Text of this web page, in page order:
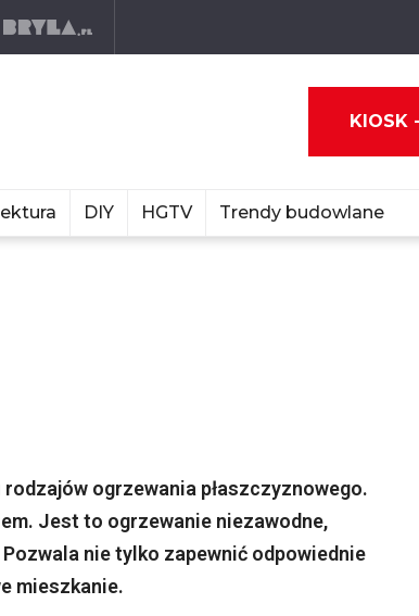
KIOSK
DIY HGTV Trendy budowlane
ogrzewania płaszczyznowego.
Jest to ogrzewanie niezawodne,
nie tylko zapewnić odpowiednie
mieszkanie.